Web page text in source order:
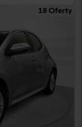
18 Oferty